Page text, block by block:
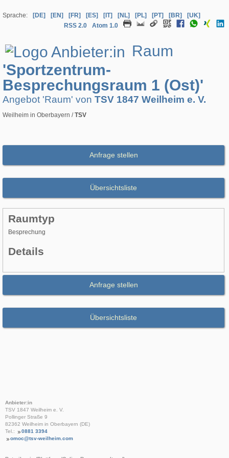
Sprache: [DE] [EN] [FR] [ES] [IT] [NL] [PL] [PT] [BR]
[UK]
RSS 2.0
Atom 1.0
Raum
'Sportzentrum-
Besprechungsraum 1 (Ost)'
Angebot 'Raum' von TSV 1847 Weilheim e. V.
Weilheim in Oberbayern /TSV
Anfrage stellen
Übersichtsliste
Raumtyp
Besprechung
Details
Anfrage stellen
Übersichtsliste
Anbieter:in
TSV 1847 Weilheim e. V.
Pollinger Straße 9
82362 Weilheim in Oberbayern (DE)
Tel.:
0881 3394
omoc@tsv-weilheim.com